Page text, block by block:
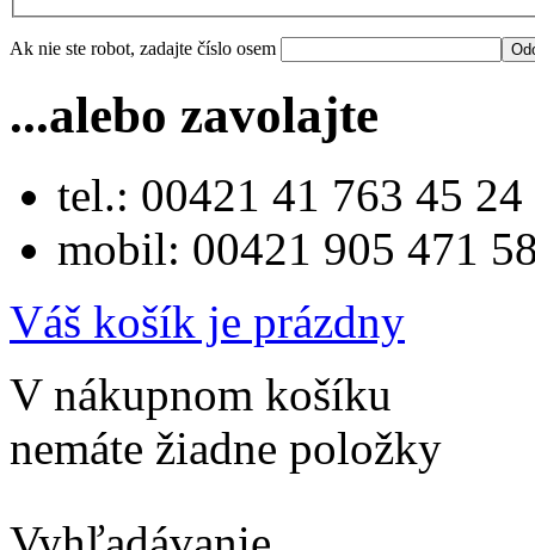
Ak nie ste robot, zadajte číslo osem
...alebo zavolajte
tel.: 00421 41 763 45 24
mobil: 00421 905 471
Váš košík je prázdny
V nákupnom košíku
nemáte žiadne položky